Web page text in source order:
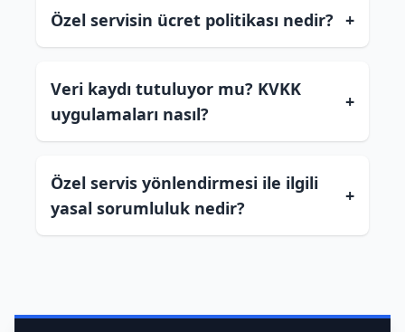
Özel servisin ücret politikası nedir? +
Veri kaydı tutuluyor mu? KVKK
uygulamaları nasıl?
+
Özel servis yönlendirmesi ile ilgili
yasal sorumluluk nedir?
+